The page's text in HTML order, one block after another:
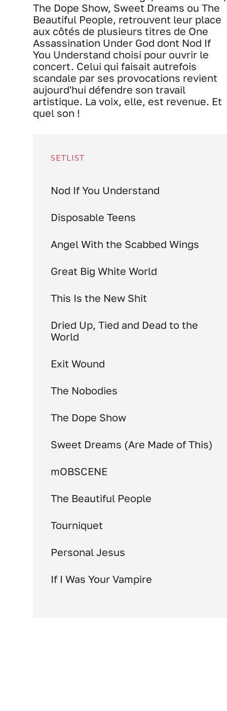
The Dope Show, Sweet Dreams ou The
Beautiful People, retrouvent leur place
aux côtés de plusieurs titres de One
Assassination Under God dont Nod If
You Understand choisi pour ouvrir le
concert. Celui qui faisait autrefois
scandale par ses provocations revient
aujourd'hui défendre son travail
artistique. La voix, elle, est revenue. Et
quel son !
SETLIST
Nod If You Understand
Disposable Teens
Angel With the Scabbed Wings
Great Big White World
This Is the New Shit
Dried Up, Tied and Dead to the
World
Exit Wound
The Nobodies
The Dope Show
Sweet Dreams (Are Made of This)
mOBSCENE
The Beautiful People
Tourniquet
Personal Jesus
If I Was Your Vampire